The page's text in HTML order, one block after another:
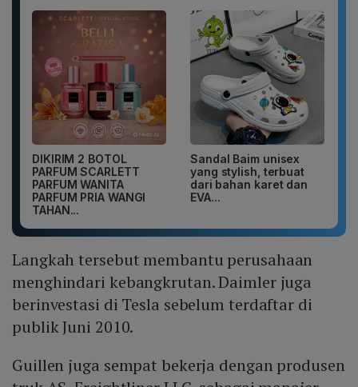
DIKIRIM 2 BOTOL
PARFUM SCARLETT
PARFUM WANITA
PARFUM PRIA WANGI
TAHAN...
Sandal Baim unisex
yang stylish, terbuat
dari bahan karet dan
EVA...
Langkah tersebut membantu perusahaan
menghindari kebangkrutan. Daimler juga
berinvestasi di Tesla sebelum terdaftar di
publik Juni 2010.
Guillen juga sempat bekerja dengan produsen